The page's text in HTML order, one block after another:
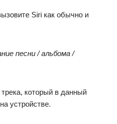
Siri как обычно и
песни / альбома /
который в данный
устройстве.